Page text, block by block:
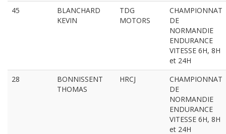
45
BLANCHARD
KEVIN
TDG
MOTORS
CHAMPIONNAT
DE
NORMANDIE
ENDURANCE
VITESSE 6H, 8H
et 24H
28
BONNISSENT
THOMAS
HRCJ
CHAMPIONNAT
DE
NORMANDIE
ENDURANCE
VITESSE 6H, 8H
et 24H